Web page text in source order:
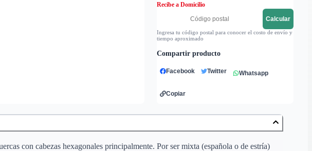
Recibe a Domicilio
Calcular
Ingresa tu código postal para conocer el costo de envío y
tiempo aproximado
Compartir producto
Facebook Twitter Whatsapp
Copiar
con cabezas hexagonales principalmente. Por ser mixta (española o de estría)